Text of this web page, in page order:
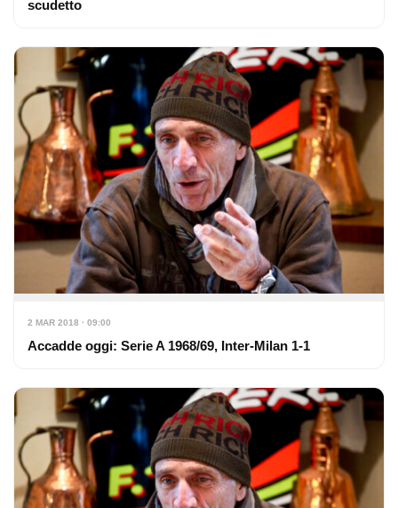
scudetto
2 MAR 2018 · 09:00
Accadde oggi: Serie A 1968/69, Inter-Milan 1-1